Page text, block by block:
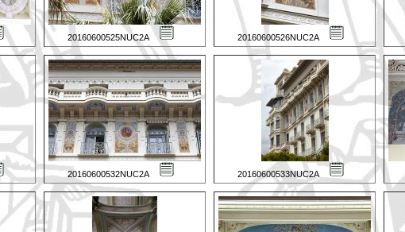
20160600525NUC2A 20160600526NUC2A
20160600532NUC2A 20160600533NUC2A